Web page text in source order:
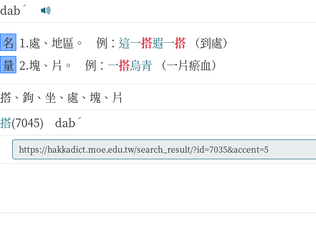
dab ˊ
名 1.處、地區。 例： 這一搭遐一搭
（到處）
量 2.塊、片。 例： 一搭烏青
（一片瘀血）
搭、鉤、坐、處、塊、片
搭(7045) dab ˊ